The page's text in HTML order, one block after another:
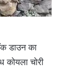
डाउन का
कोयला चोरी